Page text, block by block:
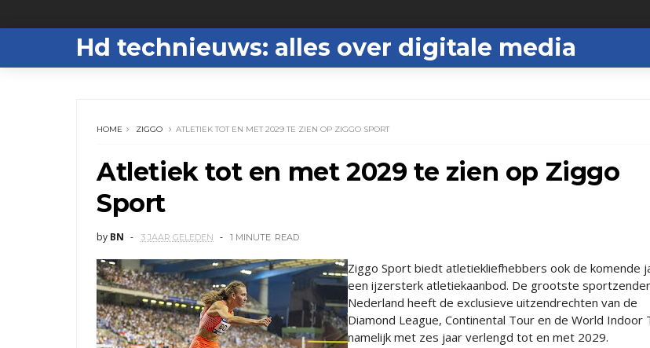
Hd technieuws: alles over digitale media
HOME ZIGGO ATLETIEK TOT EN MET 2029 TE ZIEN OP ZIGGO SPORT
Atletiek tot en met 2029 te zien op Ziggo
Sport
by BN 3 JAAR GELEDEN 1 MINUTE READ
Ziggo Sport biedt atletiekliefhebbers ook de komende
een ijzersterk atletiekaanbod. De grootste
Nederland heeft de exclusieve uitzendrechten van de
Diamond League, Continental Tour en de World Indoor
namelijk met zes jaar verlengd tot en met 2029.